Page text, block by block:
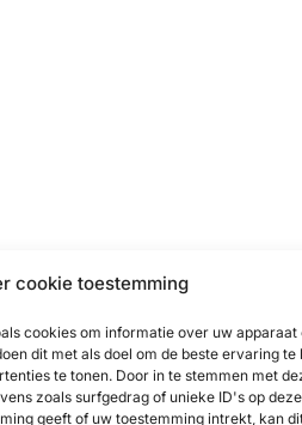
cookie toestemming
cookies om informatie over uw apparaat
dit met als doel om de beste ervaring te
te tonen. Door in te stemmen met
zoals surfgedrag of unieke ID's op
geeft of uw toestemming intrekt, kan